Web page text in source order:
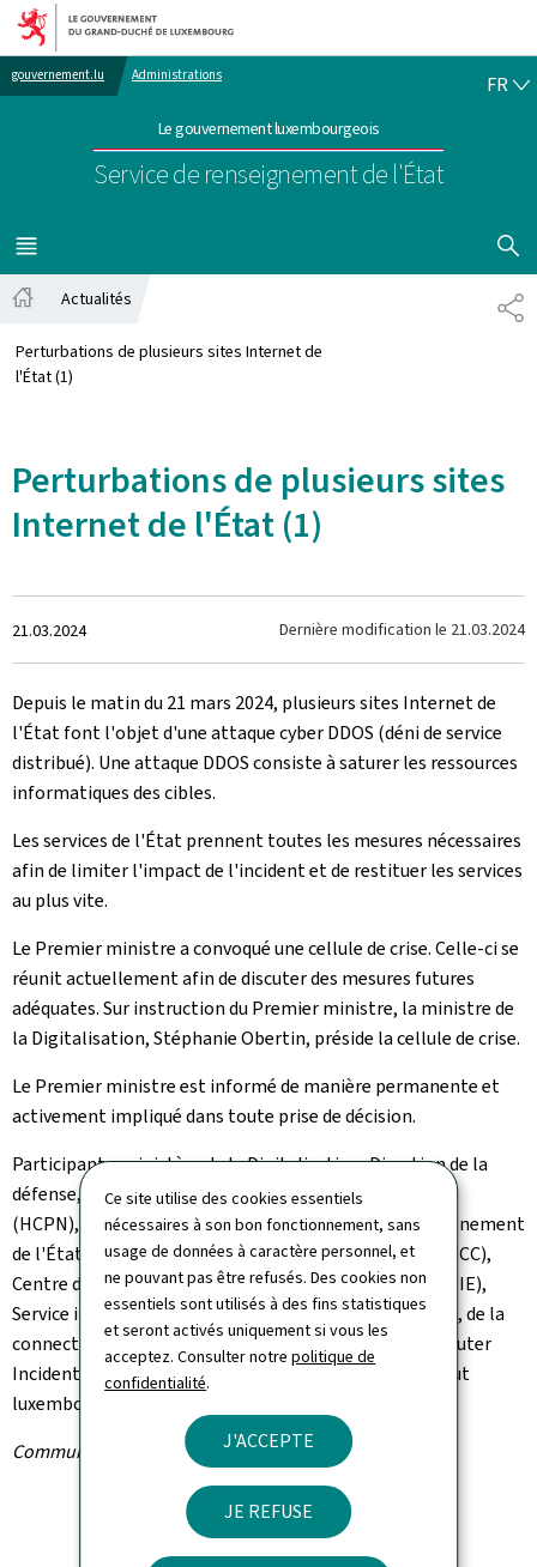
Ce site utilise des cookies essentiels
nécessaires à son bon fonctionnement, sans
usage de données à caractère personnel, et
ne pouvant pas être refusés. Des cookies non
essentiels sont utilisés à des fins statistiques
et seront activés uniquement si vous les
acceptez. Consulter notrepolitique de
confidentialité.
J'ACCEPTE
JE REFUSE
Aller au menu principal
Aller au contenu
gouvernement.lu Administrations
Le gouvernement luxembourgeois
Service de renseignement de l'État
FR
MENU
PRINCIPAL
Actualités
Perturbations de plusieurs sites Internet de
l'État (1)
Perturbations de plusieurs sites
Internet de l'État (1)
Crée
le
21.03.2024 Dernière modification le 21.03.2024
Depuis le matin du 21 mars 2024, plusieurs sites Internet de
l'État font l'objet d'une attaque cyber DDOS (déni de service
distribué). Une attaque DDOS consiste à saturer les ressources
informatiques des cibles.
Les services de l'État prennent toutes les mesures nécessaires
afin de limiter l'impact de l'incident et de restituer les services
au plus vite.
Le Premier ministre a convoqué une cellule de crise. Celle-ci se
réunit actuellement afin de discuter des mesures futures
adéquates. Sur instruction du Premier ministre, la ministre de
la Digitalisation, Stéphanie Obertin, préside la cellule de crise.
Le Premier ministre est informé de manière permanente et
activement impliqué dans toute prise de décision.
Participants: ministère de la Digitalisation, Direction de la
défense, Haut-Commissariat à la protection nationale
(HCPN), police grand-ducale, armée, Service de renseignement
de l'État (SRE), Service de la communication de crise (SCC),
Centre des technologies de l'information de l'État (CTIE),
Service information et presse (SIP), Service des médias, de la
connectivité et de la politique numérique (SMC), Computer
Incident Response Center Luxembourg (CIRCL), Institut
luxembourgeois de régulation (ILR).
Communiqué par la Cellule de crise